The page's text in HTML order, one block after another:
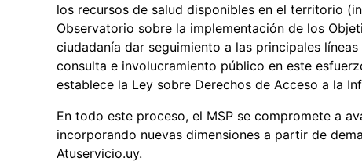
los recursos de salud disponibles en el territorio
Observatorio sobre la implementación de los
ciudadanía dar seguimiento a las principales
consulta e involucramiento público en este
establece la Ley sobre Derechos de Acceso a la
En todo este proceso, el MSP se compromete a
incorporando nuevas dimensiones a partir de
Atuservicio.uy.